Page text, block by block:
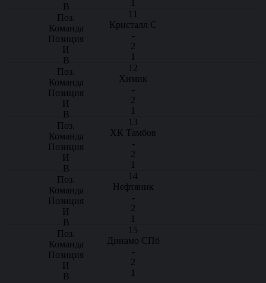
1
11
Кристалл С
-
2
1
12
Химик
-
2
1
13
ХК Тамбов
-
2
1
14
Нефтяник
-
2
1
15
Динамо СПб
-
2
1